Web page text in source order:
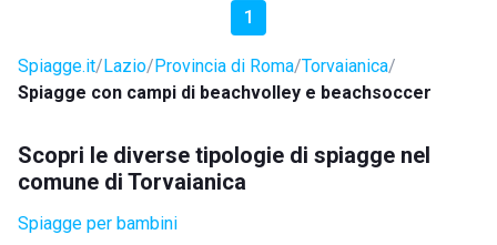
1
Spiagge.it Lazio Provincia di Roma Torvaianica
Spiagge con campi di beachvolley e beachsoccer
Scopri le diverse tipologie di spiagge nel
comune di Torvaianica
Spiagge per bambini